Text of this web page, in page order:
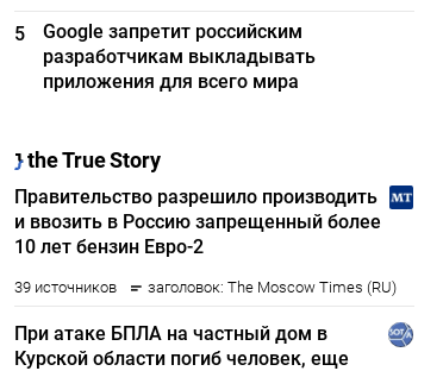
5
Google запретит российским
разработчикам выкладывать
приложения для всего мира